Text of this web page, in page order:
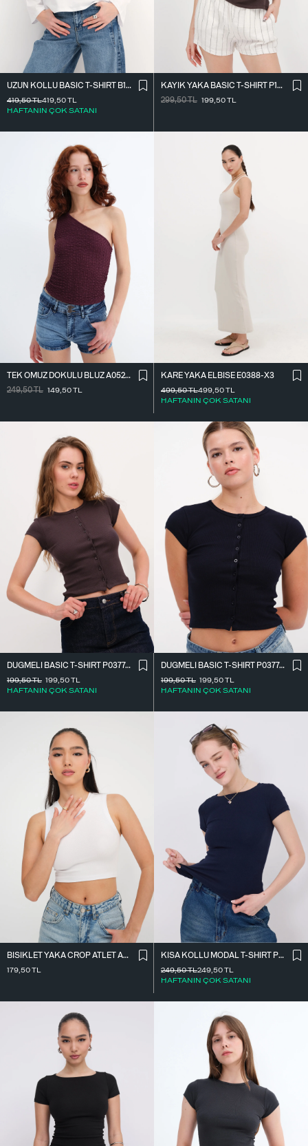
UZUN KOLLU BASIC T-SHIRT B10571
419,50TL
HAFTANIN ÇOK SATANI
419,50TL
KAYIK YAKA BASIC T-SHIRT P1805
299,50TL 199,50TL
TEK OMUZ DOKULU BLUZ A0522-E2
249,50TL 149,50TL
KARE YAKA ELBISE E0388-X3
499,50TL
HAFTANIN ÇOK SATANI
499,50TL
DÜĞMELI BASIC T-SHIRT P0377-K12
199,50TL
HAFTANIN ÇOK SATANI
199,50TL
DÜĞMELI BASIC T-SHIRT P0377-K12
199,50TL
HAFTANIN ÇOK SATANI
199,50TL
BISIKLET YAKA CROP ATLET A3501
179,50TL
KISA KOLLU MODAL T-SHIRT P4298-S7
249,50TL
HAFTANIN ÇOK SATANI
249,50TL